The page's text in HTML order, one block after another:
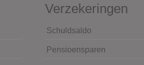
Verzekeringen
Schuldsaldo
Pensioensparen